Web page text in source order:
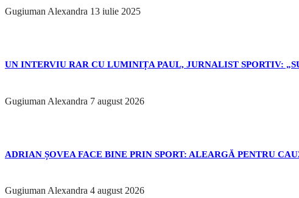
Gugiuman Alexandra 13 iulie 2025
UN INTERVIU RAR CU LUMINIȚA PAUL, JURNALIST SPORTIV:
Gugiuman Alexandra 7 august 2026
ADRIAN ȘOVEA FACE BINE PRIN SPORT: ALEARGĂ PENTRU
Gugiuman Alexandra 4 august 2026